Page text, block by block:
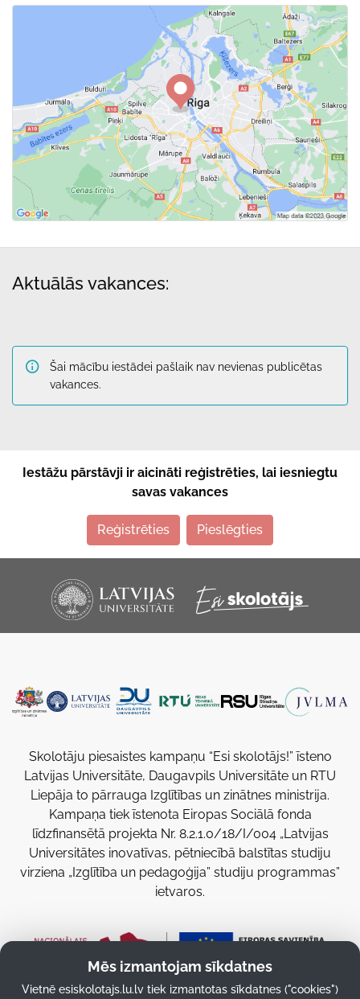
Aktuālās vakances:
Šai mācību iestādei pašlaik nav nevienas publicētas
vakances.
Iestāžu pārstāvji ir aicināti reģistrēties, lai iesniegtu
savas vakances
Reģistrēties Pieslēgties
Skolotāju piesaistes kampaņu “Esi skolotājs!” īsteno
Latvijas Universitāte, Daugavpils Universitāte un RTU
Liepāja to pārrauga Izglītības un zinātnes ministrija.
Kampaņa tiek īstenota Eiropas Sociālā fonda
līdzfinansētā projekta Nr. 8.2.1.0/18/I/004 „Latvijas
Universitātes inovatīvas, pētniecībā balstītas studiju
virziena „Izglītība un pedagoģija” studiju programmas”
ietvaros.
Mēs izmantojam sīkdatnes
Vietnē esiskolotajs.lu.lv tiek izmantotas sīkdatnes ("cookies")